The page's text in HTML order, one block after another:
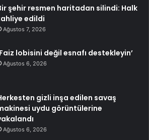
şehir resmen haritadan silindi: Halk
edildi
Ağustos 7, 2026
lobisini değil esnafı destekleyin’
Ağustos 6, 2026
gizli inşa edilen savaş
uydu görüntülerine
Ağustos 6, 2026